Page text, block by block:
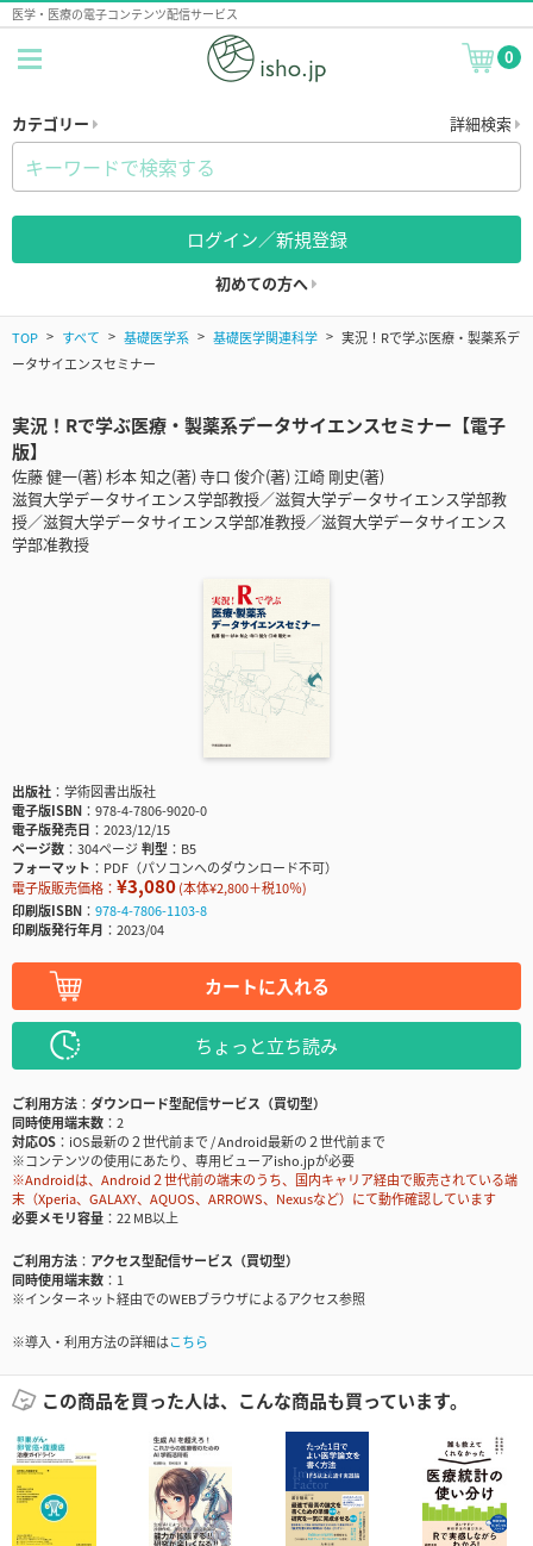
医学・医療の電子コンテンツ配信サービス
0
カテゴリー 詳細検索
ログイン／新規登録
初めての方へ
TOP すべて 基礎医学系 基礎医学関連科学
実況！Rで学ぶ医療・製薬系デ
ータサイエンスセミナー
実況！Rで学ぶ医療・製薬系データサイエンスセミナー【電子
版】
佐藤 健一(著) 杉本 知之(著) 寺口 俊介(著) 江崎 剛史(著)
滋賀大学データサイエンス学部教授／滋賀大学データサイエンス学部教
授／滋賀大学データサイエンス学部准教授／滋賀大学データサイエンス
学部准教授
出版社
学術図書出版社
電子版ISBN
978-4-7806-9020-0
電子版発売日
2023/12/15
ページ数
304ページ判型
B5
フォーマット
PDF（パソコンへのダウンロード不可）
電子版販売価格： ¥3,080(本体¥2,800＋税10％)
印刷版ISBN
978-4-7806-1103-8
印刷版発行年月
2023/04
カートに入れる
ちょっと立ち読み
ご利用方法
ダウンロード型配信サービス（買切型）
同時使用端末数
2
対応OS
iOS最新の２世代前まで / Android最新の２世代前まで
※コンテンツの使用にあたり、専用ビューアisho.jpが必要
※Androidは、Android２世代前の端末のうち、国内キャリア経由で販売されている端
末（Xperia、GALAXY、AQUOS、ARROWS、Nexusなど）にて動作確認しています
必要メモリ容量
22 MB以上
ご利用方法
アクセス型配信サービス（買切型）
同時使用端末数
1
※インターネット経由でのWEBブラウザによるアクセス参照
※導入・利用方法の詳細はこちら
この商品を買った人は、こんな商品も買っています。